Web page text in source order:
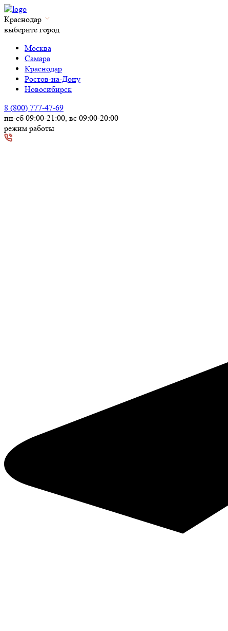
Краснодар
выберите город
Москва
Самара
Краснодар
Ростов-на-Дону
Новосибирск
8 (800) 777-47-69
пн-сб 09:00-21:00, вс 09:00-20:00
режим работы